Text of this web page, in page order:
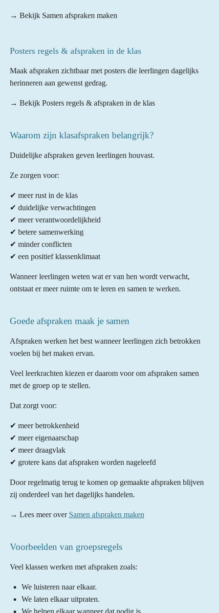
→ Bekijk Samen afspraken maken
Posters regels & afspraken in de klas
Maak afspraken zichtbaar met posters die leerlingen dagelijks
herinneren aan gewenst gedrag.
→ Bekijk Posters regels & afspraken in de klas
Waarom zijn klasafspraken belangrijk?
Duidelijke afspraken geven leerlingen houvast.
Ze zorgen voor:
✔ meer rust in de klas
✔ duidelijke verwachtingen
✔ meer verantwoordelijkheid
✔ betere samenwerking
✔ minder conflicten
✔ een positief klassenklimaat
Wanneer leerlingen weten wat er van hen wordt verwacht,
ontstaat er meer ruimte om te leren en samen te werken.
Goede afspraken maak je samen
Afspraken werken het best wanneer leerlingen zich betrokken
voelen bij het maken ervan.
Veel leerkrachten kiezen er daarom voor om afspraken samen
met de groep op te stellen.
Dat zorgt voor:
✔ meer betrokkenheid
✔ meer eigenaarschap
✔ meer draagvlak
✔ grotere kans dat afspraken worden nageleefd
Door regelmatig terug te komen op gemaakte afspraken blijven
zij onderdeel van het dagelijks handelen.
→ Lees meer over Samen afspraken maken
Voorbeelden van groepsregels
Veel klassen werken met afspraken zoals:
We luisteren naar elkaar.
We laten elkaar uitpraten.
We helpen elkaar wanneer dat nodig is.